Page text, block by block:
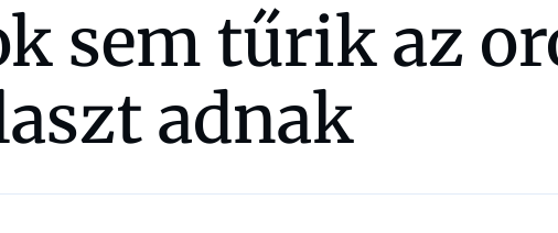
sem tűrik az
adnak